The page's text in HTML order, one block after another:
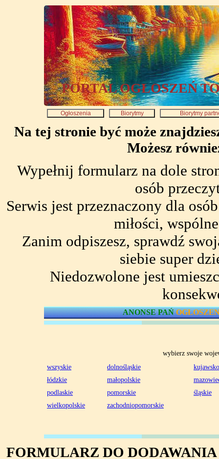
PORTAL OGŁOSZEŃ
ekskluzywnych
Ogłoszenia Biorytmy Biorytmy
Na tej stronie być może
Możesz
Wypełnij formularz na dole
osób
Serwis jest przeznaczony dla
miłości,
Zanim odpiszesz, sprawdź
siebie super
Niedozwolone jest
ANONSE PAŃ
wybierz swoje
wszyskie
dolnośląskie
łódzkie
małopolskie
podlaskie
pomorskie
śląskie
wielkopolskie
zachodniopomorskie
FORMULARZ DO